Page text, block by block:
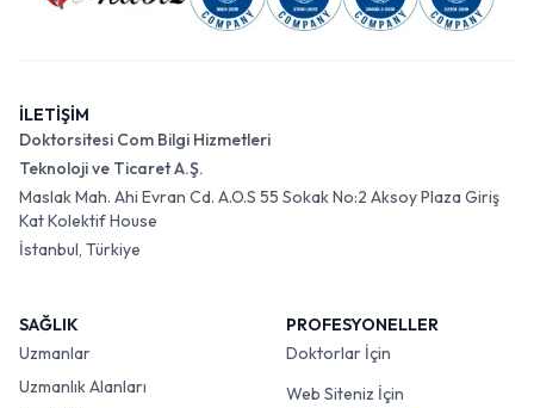
İLETİŞİM
Doktorsitesi Com Bilgi Hizmetleri
Teknoloji ve Ticaret A.Ş.
Maslak Mah. Ahi Evran Cd. A.O.S 55 Sokak No:2 Aksoy Plaza Giriş
Kat Kolektif House
İstanbul, Türkiye
SAĞLIK
Uzmanlar
Uzmanlık Alanları
PROFESYONELLER
Doktorlar İçin
Web Siteniz İçin